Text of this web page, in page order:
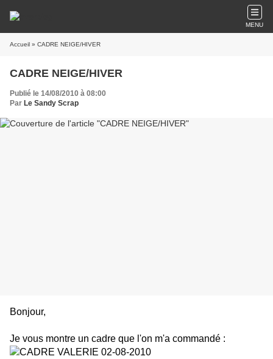
MENU
Accueil » CADRE NEIGE/HIVER
CADRE NEIGE/HIVER
Publié le 14/08/2010 à 08:00
Par Le Sandy Scrap
Bonjour,
Je vous montre un cadre que l'on m'a commandé :